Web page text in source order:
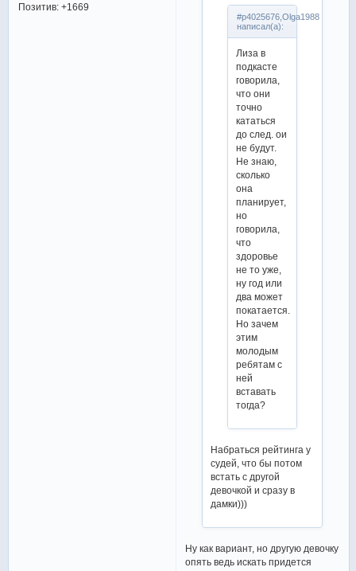
Позитив: +1669
#p4025676,Olga1988
написал(а):
Лиза в
подкасте
говорила,
что они
точно
кататься
до след. ои
не будут.
Не знаю,
сколько
она
планирует,
но
говорила,
что
здоровье
не то уже,
ну год или
два может
покатается.
Но зачем
этим
молодым
ребятам с
ней
вставать
тогда?
Набраться рейтинга у
судей, что бы потом
встать с другой
девочкой и сразу в
дамки)))
Ну как вариант, но другую девочку
опять ведь искать придется